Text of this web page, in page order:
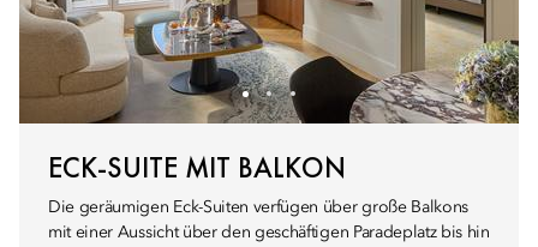
ECK-SUITE MIT BALKON
Die geräumigen Eck-Suiten verfügen über große Balkons
mit einer Aussicht über den geschäftigen Paradeplatz bis hin